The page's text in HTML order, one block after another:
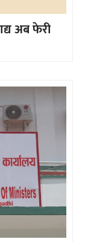
अब फेरी